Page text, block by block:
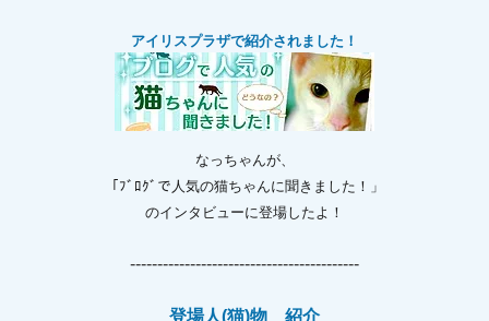
アイリスプラザで紹介されました！
なっちゃんが、
「ﾌﾞﾛｸﾞで人気の猫ちゃんに聞きました！」
のインタビューに登場したよ！
------------------------------------------
登場人(猫)物 紹介